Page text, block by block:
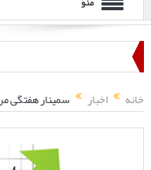
خانه اخبار سمینار هفتگی